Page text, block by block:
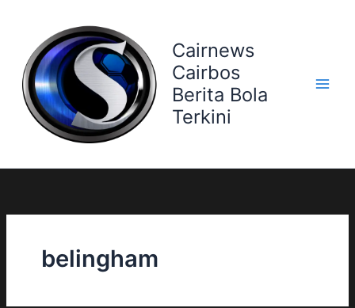
content
Cairnews
Cairbos
Berita Bola
Terkini
belingham